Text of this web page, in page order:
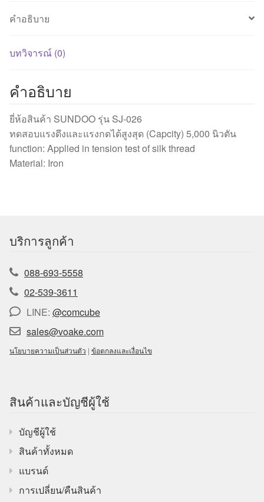
คำอธิบาย
บทวิจารณ์ (0)
คำอธิบาย
ยี่ห้อสินค้า SUNDOO รุ่น SJ-026
ทดสอบแรงดึงและแรงกดได้สูงสุด (Capcity) 5,000 นิวตัน
function: Applied in tension test of silk thread
Material: Iron
บริการลูกค้า
088-693-5558
02-539-3611
LINE: @comcube
sales@voake.com
นโยบายความเป็นส่วนตัว | ข้อตกลงและเงื่อนไข
สินค้าและบัญชีผู้ใช้
บัญชีผู้ใช้
สินค้าทั้งหมด
แบรนด์
การเปลี่ยน/คืนสินค้า